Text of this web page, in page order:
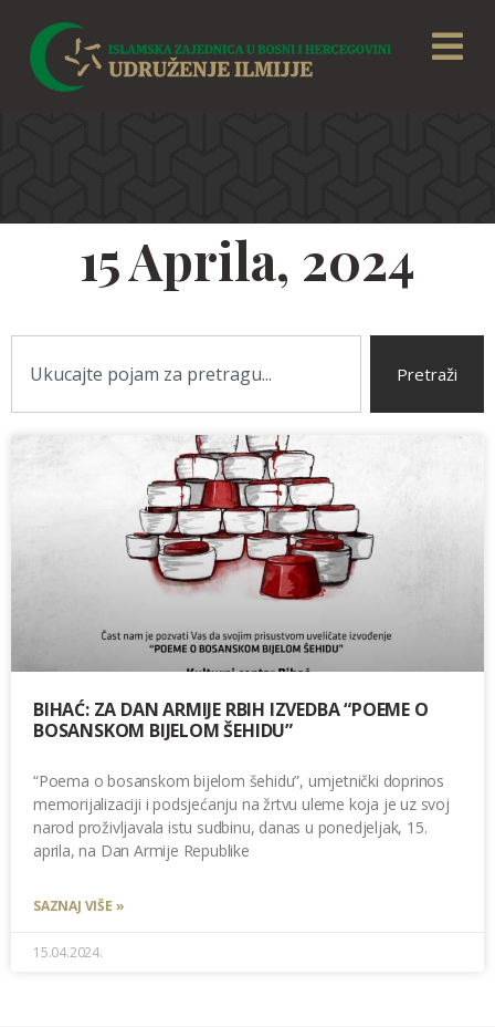
15 Aprila, 2024
Pretraži
BIHAĆ: ZA DAN ARMIJE RBIH IZVEDBA “POEME O
BOSANSKOM BIJELOM ŠEHIDU”
“Poema o bosanskom bijelom šehidu”, umjetnički doprinos
memorijalizaciji i podsjećanju na žrtvu uleme koja je uz svoj
narod proživljavala istu sudbinu, danas u ponedjeljak, 15.
aprila, na Dan Armije Republike
SAZNAJ VIŠE »
15.04.2024.